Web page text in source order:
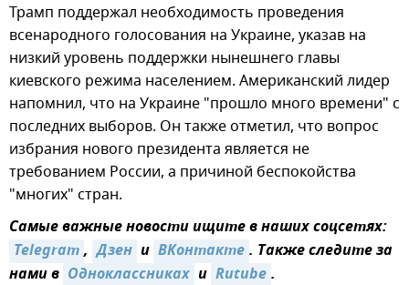
Трамп поддержал необходимость проведения
всенародного голосования на Украине, указав на
низкий уровень поддержки нынешнего главы
киевского режима населением. Американский лидер
напомнил, что на Украине "прошло много времени" с
последних выборов. Он также отметил, что вопрос
избрания нового президента является не
требованием России, а причиной беспокойства
"многих" стран.
Самые важные новости ищите в наших соцсетях:
Telegram, Дзен и ВКонтакте. Также следите за
нами в Одноклассниках и Rutube.